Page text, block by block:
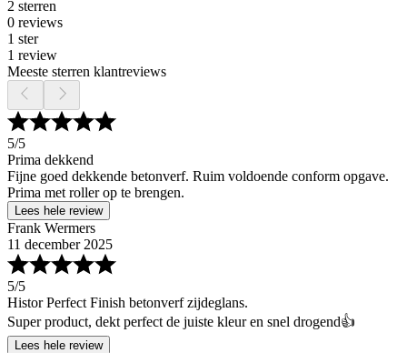
2 sterren
0 reviews
1 ster
1 review
Meeste sterren klantreviews
5/5
Prima dekkend
Fijne goed dekkende betonverf. Ruim voldoende conform opgave.
Prima met roller op te brengen.
Lees hele review
Frank Wermers
11 december 2025
5/5
Histor Perfect Finish betonverf zijdeglans.
Super product, dekt perfect de juiste kleur en snel drogend👍
Lees hele review